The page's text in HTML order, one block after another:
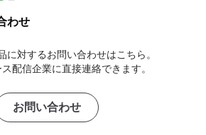
わせ
に対するお問い合わせはこちら。
配信企業に直接連絡できます。
お問い合わせ